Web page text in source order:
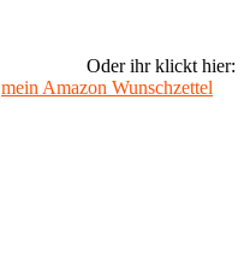
Oder ihr klickt hier:
mein Amazon Wunschzettel